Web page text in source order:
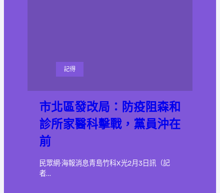
記得
市北區發改局：防疫阻森和
診所家醫科擊戰，黨員沖在
前
民眾網·海報消息青島竹科X光2月3日訊（記
者…